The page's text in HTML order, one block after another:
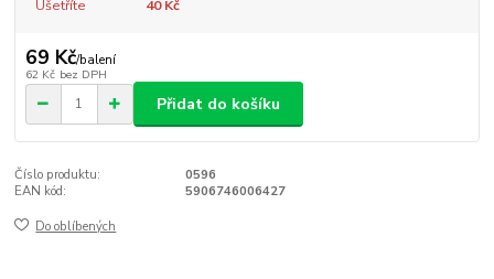
Ušetříte 40 Kč
69 Kč/balení
62 Kč bez DPH
Přidat do košíku
Číslo produktu:
0596
EAN kód:
5906746006427
Do oblíbených